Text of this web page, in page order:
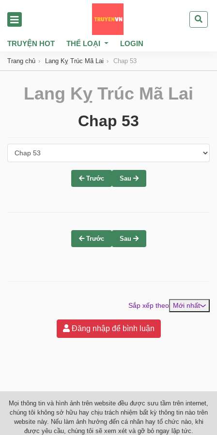
TRUYỆN HOT THỂ LOẠI LOGIN
Trang chủ Lang Kỵ Trúc Mã Lai Chap 53
Lang Kỵ Trúc Mã Lai
Chap 53
Trước Sau
Trước Sau
Sắp xếp theo Mới nhất
Đăng nhập để bình luận
Mọi thông tin và hình ảnh trên website đều được sưu tầm trên internet,
chúng tôi không sở hữu hay chịu trách nhiệm bất kỳ thông tin nào trên
website này. Nếu làm ảnh hưởng đến cá nhân hay tổ chức nào, khi
được yêu cầu, chúng tôi sẽ xem xét và gỡ bỏ ngay lập tức.